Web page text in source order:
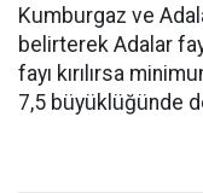
Kumburgaz ve
belirterek Adalar
fayı kırılırsa
7,5 büyüklüğünde